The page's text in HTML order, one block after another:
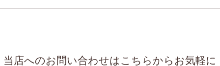
当店へのお問い合わせはこちらからお気軽に